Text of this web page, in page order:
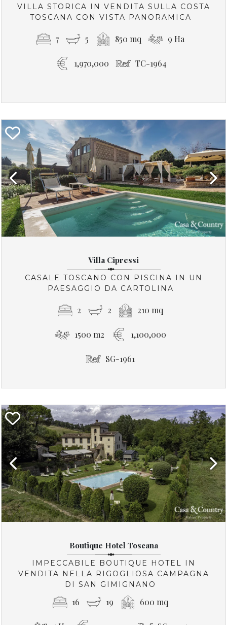
VILLA STORICA IN VENDITA SULLA COSTA
TOSCANA CON VISTA PANORAMICA
7 5 850 mq 9 Ha
1,970,000 TC-1964
Previous Next
Villa Cipressi
CASALE TOSCANO CON PISCINA IN UN
PAESAGGIO DA CARTOLINA
2 2 210 mq
1500 m2 1,100,000
SG-1961
Previous Next
Boutique Hotel Toscana
IMPECCABILE BOUTIQUE HOTEL IN
VENDITA NELLA RIGOGLIOSA CAMPAGNA
DI SAN GIMIGNANO
16 19 600 mq